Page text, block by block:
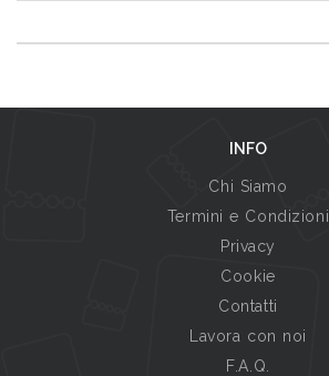
INFO
Chi Siamo
Termini e Condizioni
Privacy
Cookie
Contatti
Lavora con noi
F.A.Q.